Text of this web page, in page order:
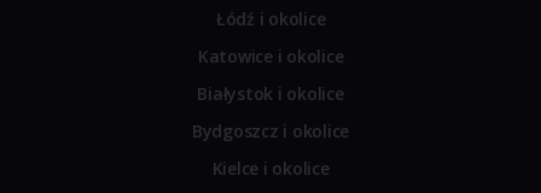
Łódź i okolice
Katowice i okolice
Białystok i okolice
Bydgoszcz i okolice
Kielce i okolice